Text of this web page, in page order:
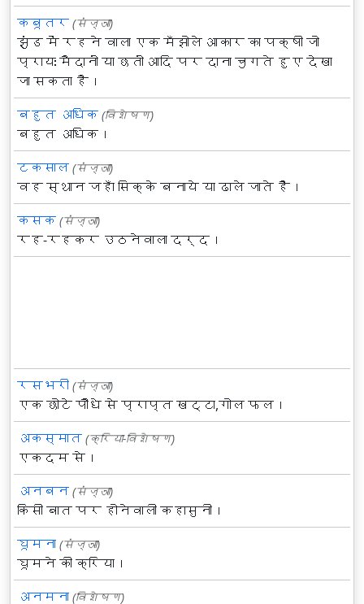
कबूतर (संज्ञा)
झुंड में रहने वाला एक मँझोले आकार का पक्षी जो
प्रायः मैदानों या छतों आदि पर दाना चुगते हुए देखा
जा सकता है।
बहुत अधिक (विशेषण)
बहुत अधिक।
टकसाल (संज्ञा)
वह स्थान जहाँ सिक्के बनाये या ढाले जाते हैं।
कसक (संज्ञा)
रह-रहकर उठनेवाला दर्द।
रसभरी (संज्ञा)
एक छोटे पौधे से प्राप्त खट्टा,गोल फल।
अकस्मात (क्रिया-विशेषण)
एकदम से।
अनबन (संज्ञा)
किसी बात पर होनेवाली कहासुनी।
घूमना (संज्ञा)
घूमने की क्रिया।
अनमना (विशेषण)